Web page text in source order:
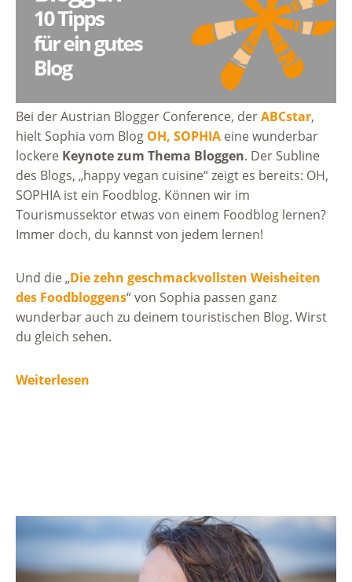
Bei der Austrian Blogger Conference, derABCstar,
hielt Sophia vom Blog OH, SOPHIA eine wunderbar
lockere Keynote zum Thema Bloggen. Der Subline
des Blogs, „happy vegan cuisine“ zeigt es bereits: OH,
SOPHIA ist ein Foodblog. Können wir im
Tourismussektor etwas von einem Foodblog lernen?
Immer doch, du kannst von jedem lernen!
Und die „Die zehn geschmackvollsten Weisheiten
des Foodbloggens“ von Sophia passen ganz
wunderbar auch zu deinem touristischen Blog. Wirst
du gleich sehen.
Weiterlesen